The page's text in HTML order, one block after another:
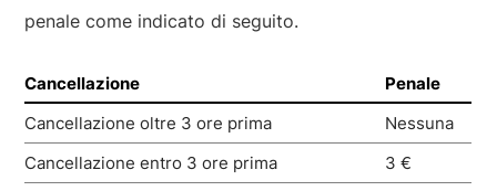
penale come indicato di seguito.
Cancellazione
Penale
Cancellazione oltre 3 ore prima
Nessuna
Cancellazione entro 3 ore prima
3 €